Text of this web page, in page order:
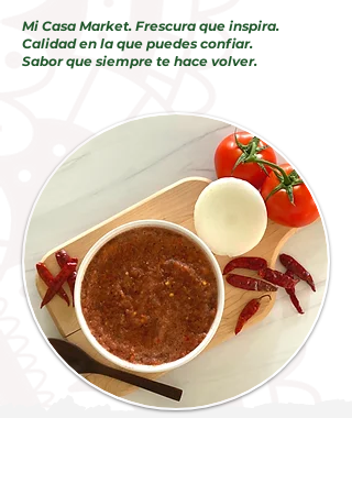
Mi Casa Market. Frescura que inspira.
Calidad en la que puedes confiar.
Sabor que siempre te hace volver.